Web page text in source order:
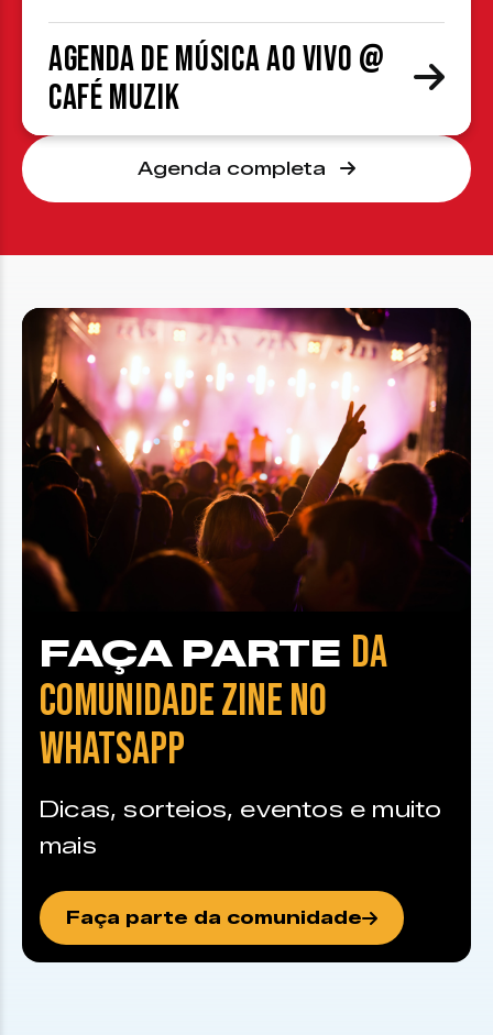
Agenda de Música ao Vivo @
Café Muzik
Agenda completa
FAÇA PARTE DA
COMUNIDADE ZINE NO
WHATSAPP
Dicas, sorteios, eventos e muito
mais
Faça parte da comunidade